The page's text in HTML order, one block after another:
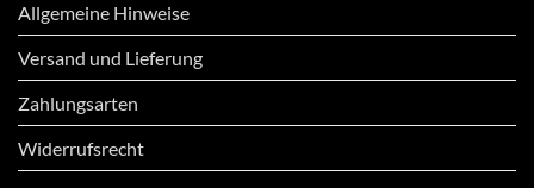
Allgemeine Hinweise
Versand und Lieferung
Zahlungsarten
Widerrufsrecht